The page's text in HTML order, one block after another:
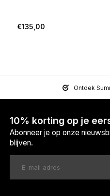
€135,00
Ontdek
10% korting op je
Abonneer je op onze
blijven.